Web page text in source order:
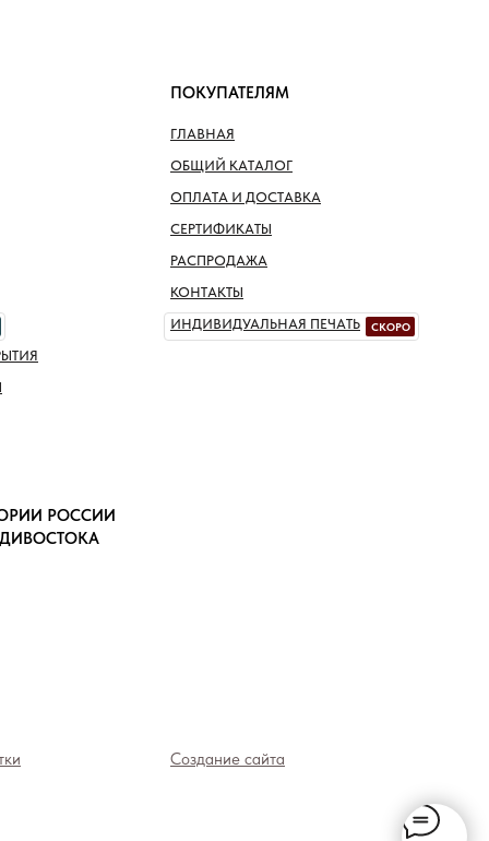
ОБЩИЙ КАТАЛОГ
ОПЛАТА И ДОСТАВКА
СЕРТИФИКАТЫ
РАСПРОДАЖА
КОНТАКТЫ
ИНДИВИДУАЛЬНАЯ ПЕЧАТЬ
СКОРО
ПОКУПАТЕЛЯМ
РОССИИ
Создание сайта
ГЛАВНАЯ